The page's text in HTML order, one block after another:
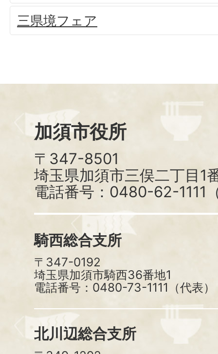
三県境フェア
加須市役所
〒347-8501
埼玉県加須市三俣二丁目1
電話番号：0480-62-1111
騎西総合支所
〒347-0192
埼玉県加須市騎西36番地1
電話番号：0480-73-1111（代表）
北川辺総合支所